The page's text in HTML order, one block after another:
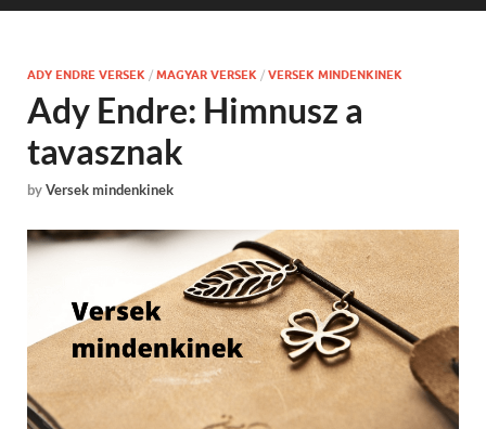
ADY ENDRE VERSEK / MAGYAR VERSEK / VERSEK MINDENKINEK
Ady Endre: Himnusz a
tavasznak
byVersek mindenkinek